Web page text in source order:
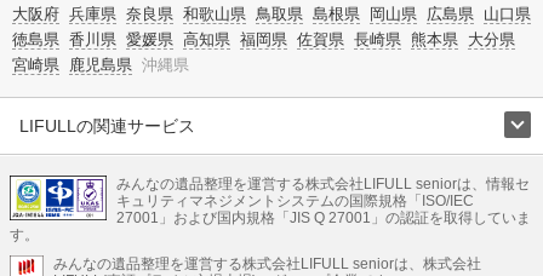
大阪府 兵庫県 奈良県 和歌山県 鳥取県 島根県 岡山県 広島県 山口県
徳島県 香川県 愛媛県 高知県 福岡県 佐賀県 長崎県 熊本県 大分県
宮崎県 鹿児島県 沖縄県
LIFULLの関連サービス
不動産・住宅
引越し 老人ホーム 地方創生 ママの就労支援
不動産クラウドファンディング 遺品整理 老後の暮らし情報
みんなの遺品整理を運営する株式会社LIFULL seniorは、情報セ
キュリティマネジメントシステムの国際規格「ISO/IEC
27001」および国内規格「JIS Q 27001」の認証を取得していま
す。
みんなの遺品整理を運営する株式会社LIFULL seniorは、株式会社